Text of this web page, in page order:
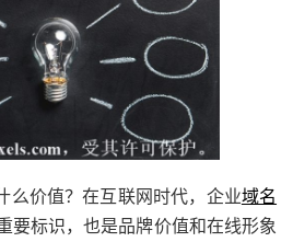
么价值？在互联网时代，企业域名
要标识，也是品牌价值和在线形象